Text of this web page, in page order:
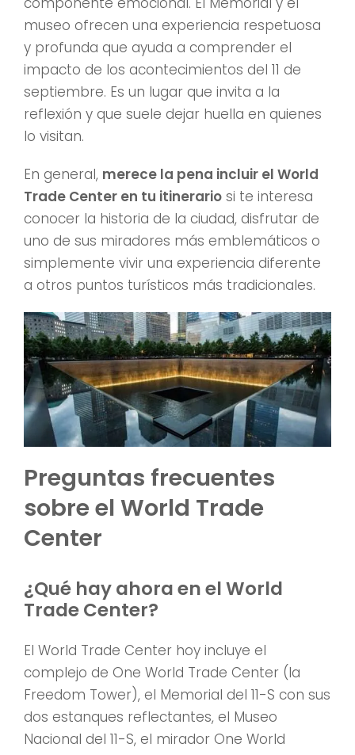
museo ofrecen una experiencia respetuosa
y profunda que ayuda a comprender el
impacto de los acontecimientos del 11 de
septiembre. Es un lugar que invita a la
reflexión y que suele dejar huella en quienes
lo visitan.
En general, merece la pena incluir el World
Trade Center en tu itinerario si te interesa
conocer la historia de la ciudad, disfrutar de
uno de sus miradores más emblemáticos o
simplemente vivir una experiencia diferente
a otros puntos turísticos más tradicionales.
Preguntas frecuentes
sobre el World Trade
Center
¿Qué hay ahora en el World
Trade Center?
El World Trade Center hoy incluye el
complejo de One World Trade Center (la
Freedom Tower), el Memorial del 11-S con sus
dos estanques reflectantes, el Museo
Nacional del 11-S, el mirador One World